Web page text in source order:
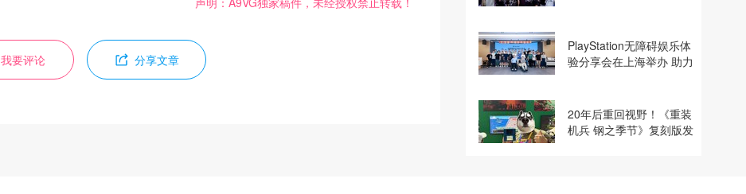
我要评论 分享文章
PlayStation无障碍娱乐体
验分享会在上海举办 助力
20年后重回视野！《重装
机兵 钢之季节》复刻版发